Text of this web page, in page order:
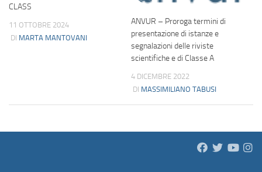
CLASS
11 OTTOBRE 2024
DI MARTA MANTOVANI
ANVUR – Proroga termini di
presentazione di istanze e
segnalazioni delle riviste
scientifiche e di Classe A
4 DICEMBRE 2022
DI MASSIMILIANO TABUSI